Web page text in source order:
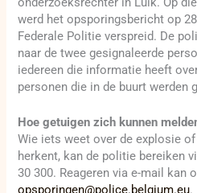
werd het opsporingsbericht op
Federale Politie verspreid. De
naar de twee gesignaleerde
iedereen die informatie heeft
personen die in de buurt werden
Hoe getuigen zich kunnen
Wie iets weet over de explosie
herkent, kan de politie bereiken
30 300. Reageren via e-mail kan
opsporingen@police.belgium.eu.